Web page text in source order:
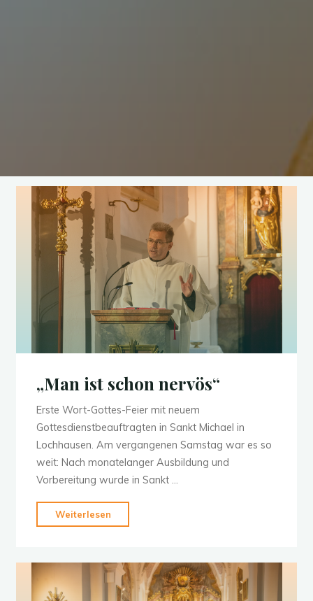
„Man ist schon nervös“
Erste Wort-Gottes-Feier mit neuem
Gottesdienstbeauftragten in Sankt Michael in
Lochhausen. Am vergangenen Samstag war es so
weit: Nach monatelanger Ausbildung und
Vorbereitung wurde in Sankt …
Weiterlesen
ist
nervös“"